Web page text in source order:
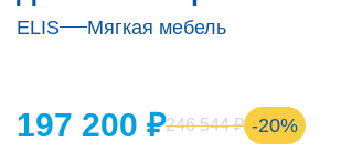
ELIS Мягкая мебель
197 200 ₽246 544 ₽ -20%